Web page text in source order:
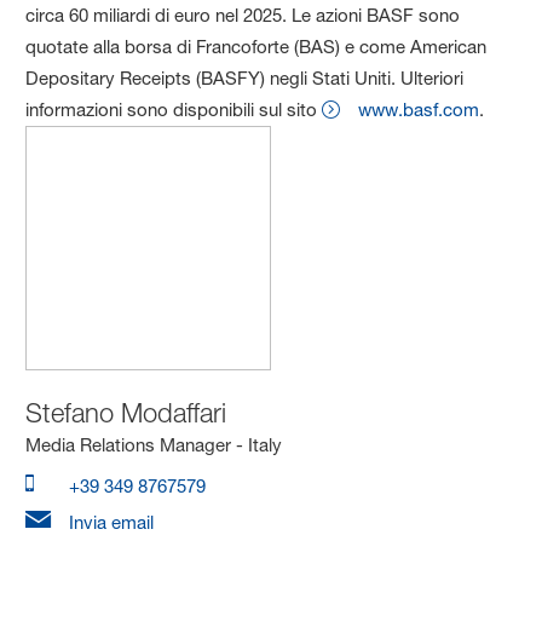
circa 60 miliardi di euro nel 2025. Le azioni BASF sono
quotate alla borsa di Francoforte (BAS) e come American
Depositary Receipts (BASFY) negli Stati Uniti. Ulteriori
informazioni sono disponibili sul sito
www.basf.com.
Stefano Modaffari
Media Relations Manager - Italy
+39 349 8767579
Invia email